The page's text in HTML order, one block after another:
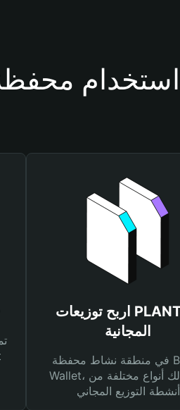
اربح توزيعات PLANTED
المجانية
في منطقة نشاط محفظة Bitget
Wallet، وفرنا لك أنواع مختلفة من
أنشطة التوزيع المجاني